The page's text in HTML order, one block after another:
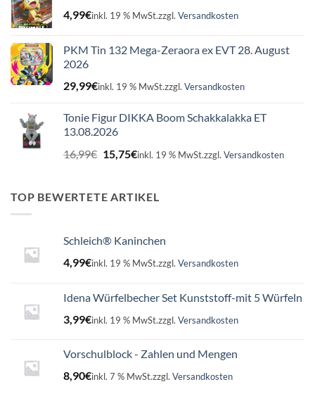
4,99€inkl. 19 % MwSt.zzgl. Versandkosten
PKM Tin 132 Mega-Zeraora ex EVT 28. August
2026
29,99€inkl. 19 % MwSt.zzgl. Versandkosten
Tonie Figur DIKKA Boom Schakkalakka ET
13.08.2026
16,99€ Ursprünglicher
Preis
16,99€
15,75€Aktueller
15,75€.
inkl. 19 % MwSt.zzgl. Versandkosten
TOP BEWERTETE ARTIKEL
Schleich® Kaninchen
4,99€inkl. 19 % MwSt.zzgl. Versandkosten
Idena Würfelbecher Set Kunststoff-mit 5 Würfeln
3,99€inkl. 19 % MwSt.zzgl. Versandkosten
Vorschulblock - Zahlen und Mengen
8,90€inkl. 7 % MwSt.zzgl. Versandkosten